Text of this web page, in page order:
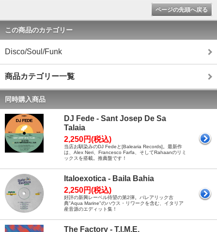
ページの先頭へ戻る
この商品のカテゴリー
Disco/Soul/Funk
商品カテゴリー一覧
同時購入商品
DJ Fede - Sant Josep De Sa
Talaia
2,250円(税込)
当店お馴染みのDJ Fedeと[Balearia Records]。最新作
は、Alex Neri、Francesco Farfa、そしてRahaanのリミ
ックスを搭載。推薦盤です！
Italoexotica - Baila Bahia
2,250円(税込)
好評の新興レーベル待望の第2弾。バレアリック古
典"Aqua Marine"のハウス・リワークを含む、イタリア
産音源のエディット集！
The Factory - T.I.M.E.